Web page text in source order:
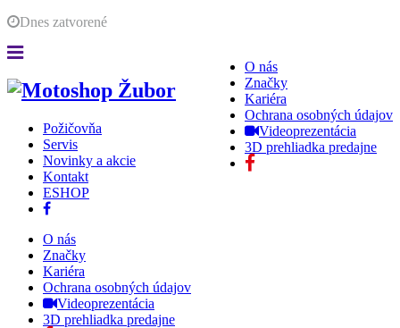
Dnes zatvorené
O nás
Značky
Kariéra
Ochrana osobných údajov
Videoprezentácia
3D prehliadka predajne
Požičovňa
Servis
Novinky a akcie
Kontakt
ESHOP
O nás
Značky
Kariéra
Ochrana osobných údajov
Videoprezentácia
3D prehliadka predajne